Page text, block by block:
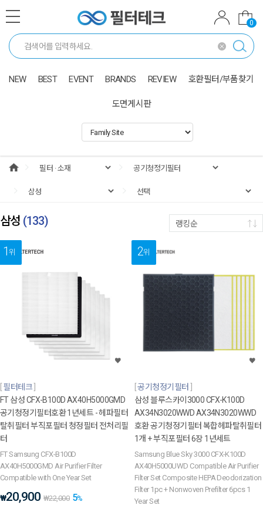
0
NEW BEST EVENT BRANDS REVIEW 호환필터/부품찾기
도면게시판
삼성 (133) 랭킹순
1위
필터테크
FT 삼성 CFX-B100D AX40H5000GMD
공기청정기필터호환 1년세트 - 헤파필터
탈취필터 부직포필터 청정필터 전처리필
터
FT Samsung CFX-B100D
AX40H5000GMD Air Purifier Filter
Compatible with One Year Set
₩20,900 ₩22,000 5%
2위
공기청정기필터
삼성 블루스카이3000 CFX-K100D
AX34N3020WWD AX34N3020WWD
호환 공기청정기필터 복합헤파탈취필터
1개 + 부직포필터 6장 1년세트
Samsung Blue Sky 3000 CFX-K100D
AX40H5000UWD Compatible Air Purifier
Filter Set Composite HEPA Deodorization
Filter 1pc + Nonwoven Prefilter 6pcs 1
Year Set